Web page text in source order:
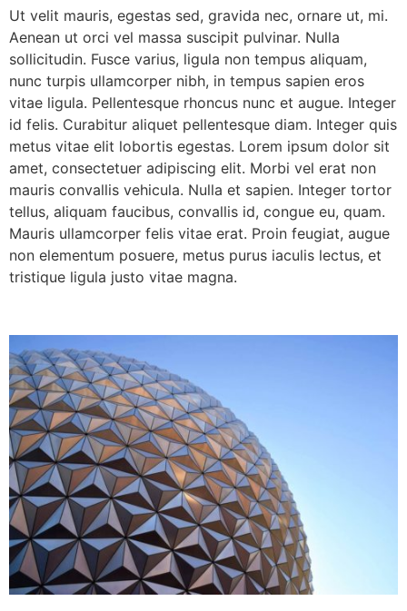
Ut velit mauris, egestas sed, gravida nec, ornare ut, mi.
Aenean ut orci vel massa suscipit pulvinar. Nulla
sollicitudin. Fusce varius, ligula non tempus aliquam,
nunc turpis ullamcorper nibh, in tempus sapien eros
vitae ligula. Pellentesque rhoncus nunc et augue. Integer
id felis. Curabitur aliquet pellentesque diam. Integer quis
metus vitae elit lobortis egestas. Lorem ipsum dolor sit
amet, consectetuer adipiscing elit. Morbi vel erat non
mauris convallis vehicula. Nulla et sapien. Integer tortor
tellus, aliquam faucibus, convallis id, congue eu, quam.
Mauris ullamcorper felis vitae erat. Proin feugiat, augue
non elementum posuere, metus purus iaculis lectus, et
tristique ligula justo vitae magna.